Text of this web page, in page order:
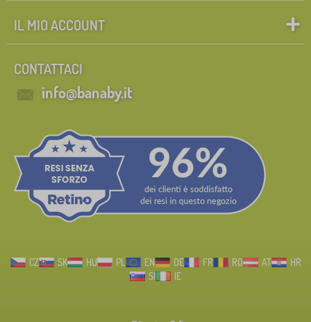
IL MIO ACCOUNT
CONTATTACI
info@banaby.it
CZ SK HU PL EN DE FR RO AT
HR
SI
IE